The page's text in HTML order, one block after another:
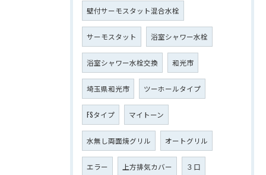
壁付サーモスタット混合水栓
サーモスタット 浴室シャワー水栓
浴室シャワー水栓交換 和光市
埼玉県和光市 ツーホールタイプ
FSタイプ マイトーン
水無し両面焼グリル オートグリル
エラー 上方排気カバー ３口